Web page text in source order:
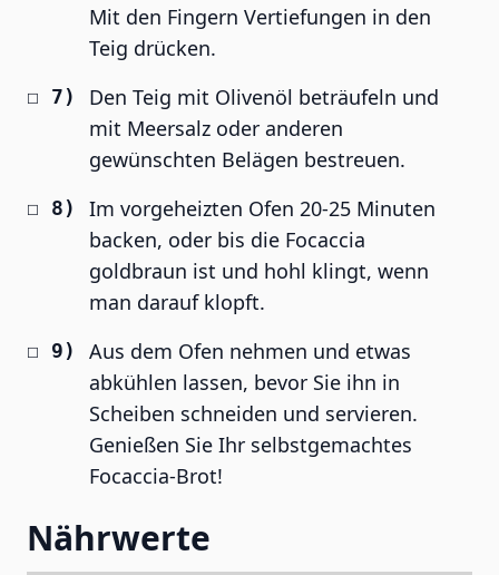
Mit den Fingern Vertiefungen in den
Teig drücken.
Den Teig mit Olivenöl beträufeln und
mit Meersalz oder anderen
gewünschten Belägen bestreuen.
Im vorgeheizten Ofen 20-25 Minuten
backen, oder bis die Focaccia
goldbraun ist und hohl klingt, wenn
man darauf klopft.
Aus dem Ofen nehmen und etwas
abkühlen lassen, bevor Sie ihn in
Scheiben schneiden und servieren.
Genießen Sie Ihr selbstgemachtes
Focaccia-Brot!
Nährwerte